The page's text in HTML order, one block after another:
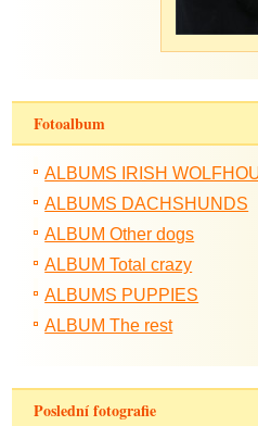
Fotoalbum
ALBUMS IRISH
ALBUMS DACHSHUNDS
ALBUM Other dogs
ALBUM Total crazy
ALBUMS PUPPIES
ALBUM The rest
Poslední fotografie